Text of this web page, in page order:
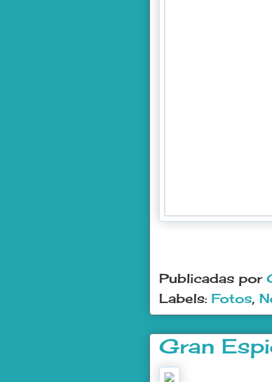
Publicadas por
Labels: Fotos,
Gran